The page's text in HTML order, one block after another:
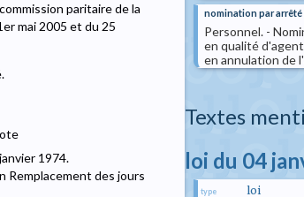
paritaire de la
mai 2005 et du 25
1974.
Remplacement des jours
nomination par arrêté
Personnel. -
en qualité
en annulation de
Textes
loi du 04
type loi